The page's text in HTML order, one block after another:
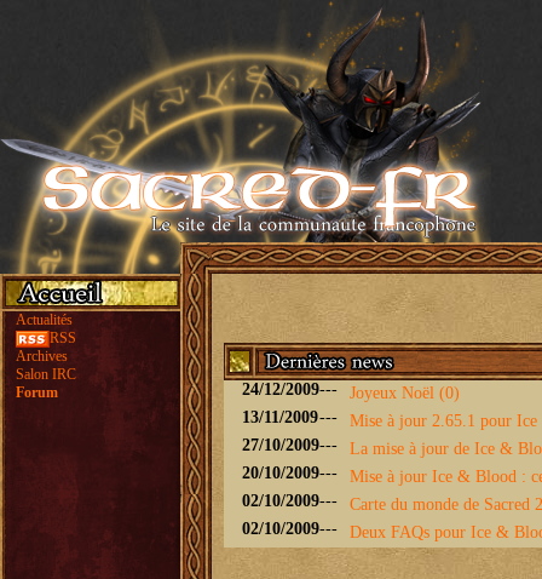
Actualités
RSS
Archives
Salon IRC
Forum
24/12/2009---
Joyeux Noël (0)
13/11/2009---
Mise à jour 2.65.1 pour
27/10/2009---
La mise à jour de Ice &
20/10/2009---
Mise à jour Ice & Blood :
02/10/2009---
Carte du monde de Sacred
02/10/2009--- Deux FAQs pour Ice &